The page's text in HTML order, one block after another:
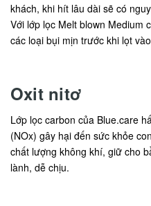
khách, khi hít lâu dài sẽ có
Với lớp lọc Melt blown Medium
các loại bụi mịn trước khi lọt
Oxit nitơ
Lớp lọc carbon của Blue.care
(NOx) gây hại đến sức khỏe
chất lượng không khí, giữ cho
lành, dễ chịu.